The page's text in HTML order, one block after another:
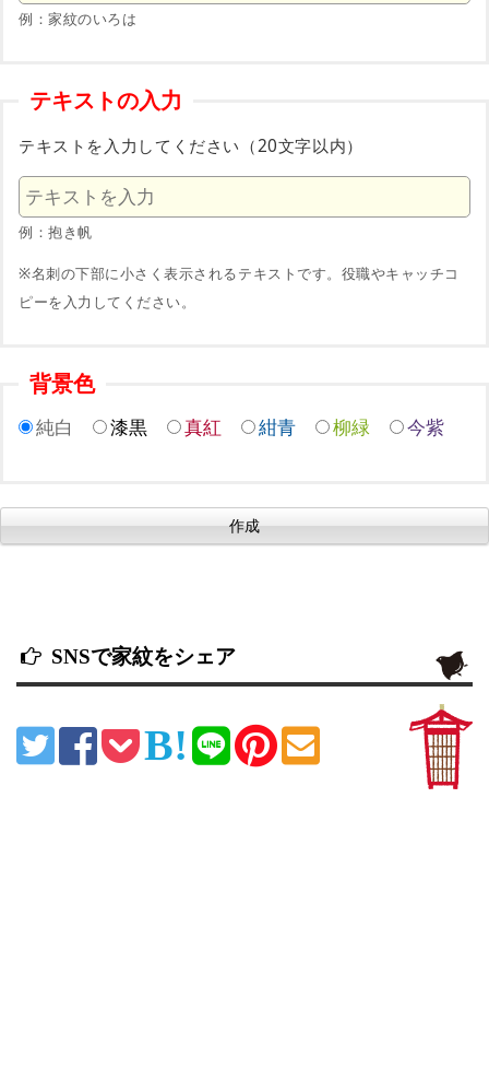
例：家紋のいろは
テキストの入力
テキストを入力してください（20文字以内）
例：抱き帆
※名刺の下部に小さく表示されるテキストです。役職やキャッチコ
ピーを入力してください。
背景色
純白 漆黒 真紅 紺青 柳緑 今紫
SNSで家紋をシェア